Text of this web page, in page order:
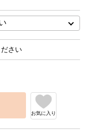
さい
お気に入り